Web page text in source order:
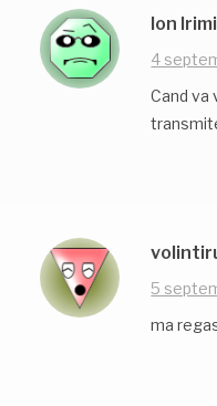
Ion
4
Cand va
5
ma